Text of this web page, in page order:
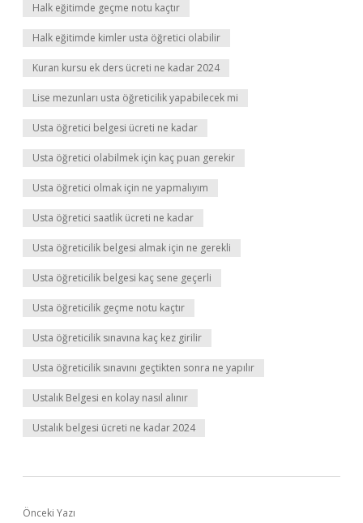
Halk eğitimde geçme notu kaçtır
Halk eğitimde kimler usta öğretici olabilir
Kuran kursu ek ders ücreti ne kadar 2024
Lise mezunları usta öğreticilik yapabilecek mi
Usta öğretici belgesi ücreti ne kadar
Usta öğretici olabilmek için kaç puan gerekir
Usta öğretici olmak için ne yapmalıyım
Usta öğretici saatlik ücreti ne kadar
Usta öğreticilik belgesi almak için ne gerekli
Usta öğreticilik belgesi kaç sene geçerli
Usta öğreticilik geçme notu kaçtır
Usta öğreticilik sınavına kaç kez girilir
Usta öğreticilik sınavını geçtikten sonra ne yapılır
Ustalık Belgesi en kolay nasıl alınır
Ustalık belgesi ücreti ne kadar 2024
Önceki Yazı